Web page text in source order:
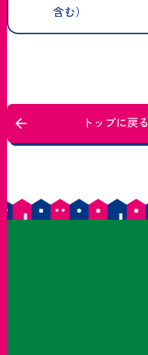
含む）
トップに戻る